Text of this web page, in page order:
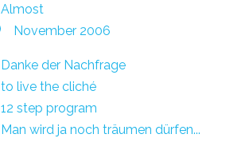
Almost
November 2006
Danke der Nachfrage
to live the cliché
12 step program
Man wird ja noch träumen dürfen...